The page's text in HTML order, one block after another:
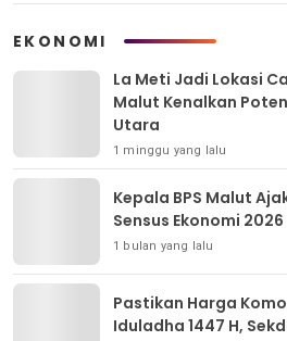
EKONOMI
La Meti Jadi Lokasi
Malut Kenalkan
Utara
1 minggu yang lalu
Kepala BPS Malut
Sensus Ekonomi 2026
1 bulan yang lalu
Pastikan Harga
Iduladha 1447 H,